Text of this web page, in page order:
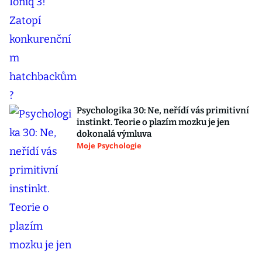
Psychologika 30: Ne, neřídí vás primitivní
instinkt. Teorie o plazím mozku je jen
dokonalá výmluva
Moje Psychologie